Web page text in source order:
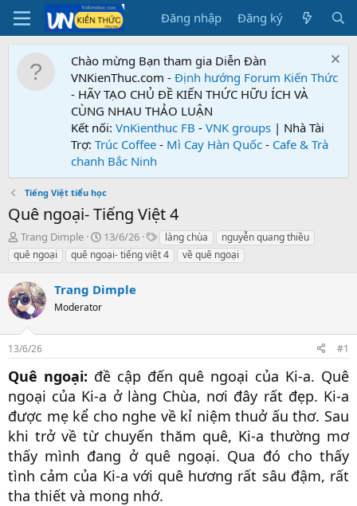
Đăng nhập Đăng ký
Chào mừng Bạn tham gia Diễn Đàn
VNKienThuc.com - Định hướng Forum Kiến Thức
- HÃY TẠO CHỦ ĐỀ KIẾN THỨC HỮU ÍCH VÀ
CÙNG NHAU THẢO LUẬN
Kết nối: VnKienthuc FB - VNK groups | Nhà Tài
Trợ: Trúc Coffee - Mì Cay Hàn Quốc - Cafe & Trà
chanh Bắc Ninh
Tiếng Việt tiểu học
Quê ngoại- Tiếng Việt 4
T
h
r
e
a
d
s
t
a
t
e
r
Trang Dimple
N
g
à
g
13/6/26
T
ừ
k
làng chùa
nguyễn quang thiều
quê ngoại
quê ngoại- tiếng việt 4 về quê ngoại
Trang Dimple
Moderator
13/6/26 #1
Quê ngoại: đề cập đến quê ngoại của Ki-a. Quê
ngoại của Ki-a ở làng Chùa, nơi đây rất đẹp. Ki-a
được mẹ kể cho nghe về kỉ niệm thuở ấu thơ. Sau
khi trở về từ chuyến thăm quê, Ki-a thường mơ
thấy mình đang ở quê ngoại. Qua đó cho thấy
tình cảm của Ki-a với quê hương rất sâu đậm, rất
tha thiết và mong nhớ.